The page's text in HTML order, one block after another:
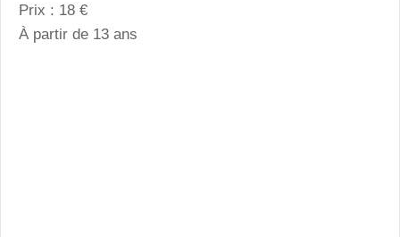
Prix : 18 €
À partir de 13 ans